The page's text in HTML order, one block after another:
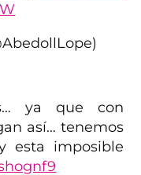
ya que con
así… tenemos
esta imposible